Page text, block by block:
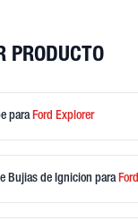
PRODUCTO
para Ford Explorer
Bujias de Ignicion para Ford